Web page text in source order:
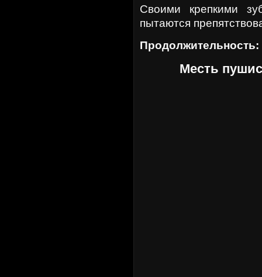
Своими крепкими
пытаются
Продолжительность:
Месть